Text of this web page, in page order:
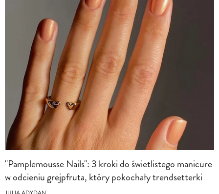
"Pamplemousse Nails": 3 kroki do świetlistego manicure
w odcieniu grejpfruta, który pokochały trendsetterki